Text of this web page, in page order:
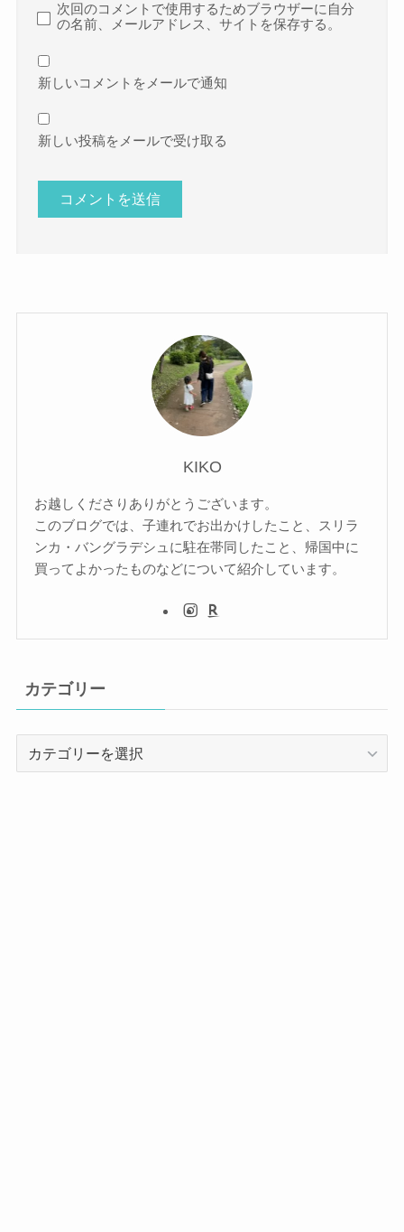
次回のコメントで使用するためブラウザーに自分
の名前、メールアドレス、サイトを保存する。
新しいコメントをメールで通知
新しい投稿をメールで受け取る
KIKO
お越しくださりありがとうございます。
このブログでは、子連れでお出かけしたこと、スリラ
ンカ・バングラデシュに駐在帯同したこと、帰国中に
買ってよかったものなどについて紹介しています。
カテゴリー